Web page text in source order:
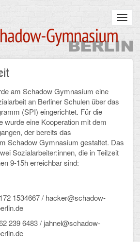
am Schadow Gymnasium eine
an Berliner Schulen über das
(SPI) eingerichtet. Für die
wurde eine Kooperation mit dem
der bereits das
Schadow Gymnasium gestaltet. Das
Sozialarbeiter:innen, die in Teilzeit
9-15h erreichbar sind:
1534667 / hacker@schadow-
239 6483 / jahnel@schadow-